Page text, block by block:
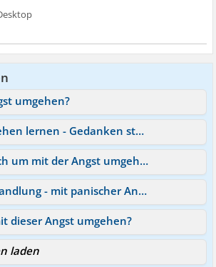
umgehen?
Mit Angst umgehen lernen - Gedanken stoppen - Traurigkeit
Was hilft wirklich um mit der Angst umgehen zu lernen?
Stationäre Behandlung - mit panischer Angst umgehen lernen
dieser Angst umgehen?
laden